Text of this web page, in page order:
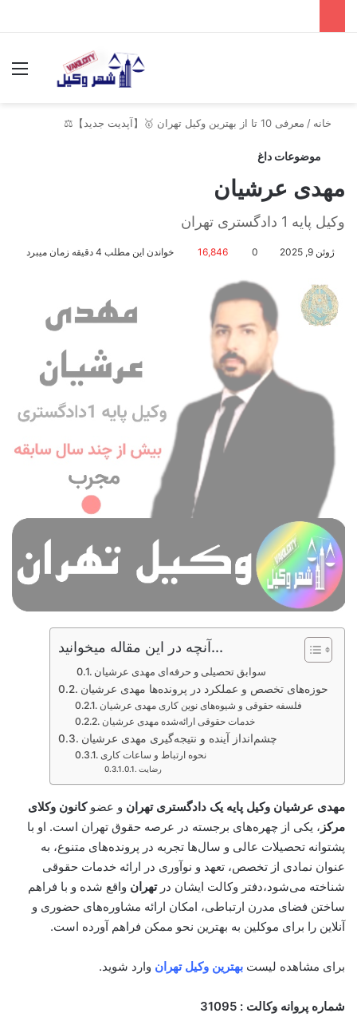
خانه / معرفی 10 تا از بهترین وکیل تهران 🥇【آپدیت جدید】⚖️
موضوعات داغ
مهدی عرشیان
وکیل پایه 1 دادگستری تهران
ژوئن 9, 2025 0
16,846 خواندن این مطلب 4 دقیقه زمان میبرد
آنچه در این مقاله میخوانید...
سوابق تحصیلی و حرفه‌ای مهدی عرشیان
حوزه‌های تخصص و عملکرد در پرونده‌ها مهدی عرشیان
فلسفه حقوقی و شیوه‌های نوین کاری مهدی عرشیان
خدمات حقوقی ارائه‌شده مهدی عرشیان
چشم‌انداز آینده و نتیجه‌گیری مهدی عرشیان
نحوه ارتباط و ساعات کاری
رضایت
مهدی عرشیان وکیل پایه یک دادگستری تهران و عضوکانون وکلای
مرکز ، یکی از چهره‌های برجسته در عرصه حقوق تهران است. او با
پشتوانه تحصیلات عالی و سال‌ها تجربه در پرونده‌های متنوع، به
عنوان نمادی از تخصص، تعهد و نوآوری در ارائه خدمات حقوقی
شناخته می‌شود،دفتر وکالت ایشان درتهران واقع شده و با فراهم
ساختن فضای مدرن ارتباطی، امکان ارائه مشاوره‌های حضوری و
آنلاین را برای موکلین به بهترین نحو ممکن فراهم آورده است.
برای مشاهده لیست بهترین وکیل تهران وارد شوید.
شماره پروانه وکالت : 31095